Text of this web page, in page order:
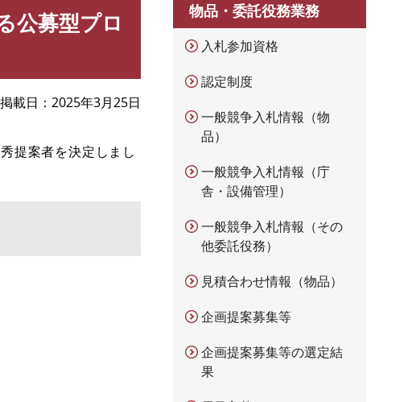
公募型プロ
掲載日 2025年3月25日
提案者を決定しまし
物品・委託役務業務
入札参加資格
認定制度
一般競争入札情報（物
品）
一般競争入札情報（庁
舎・設備管理）
一般競争入札情報（その
他委託役務）
見積合わせ情報（物品）
企画提案募集等
企画提案募集等の選定結
果